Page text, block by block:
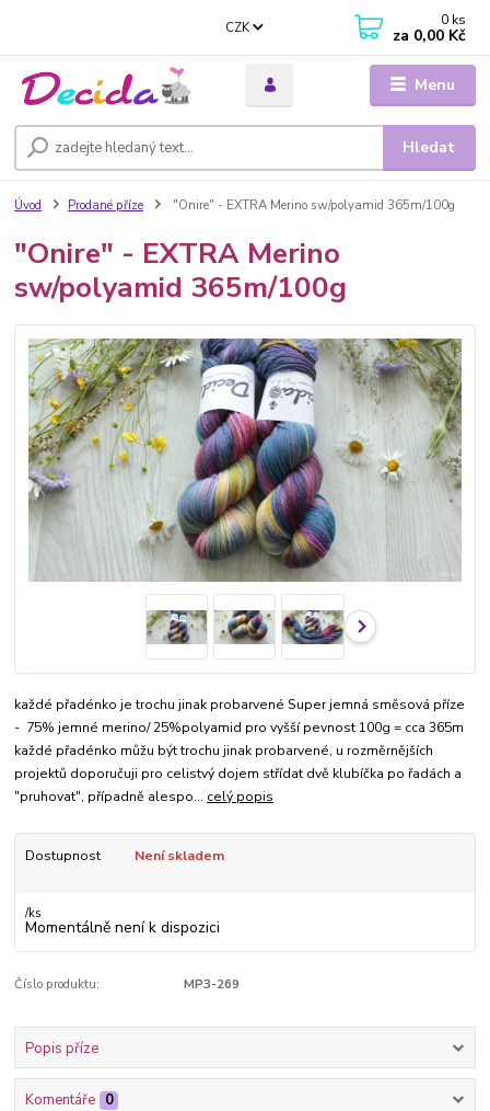
Menu
CZK
Hledat
0 ks
za 0,00 Kč
Úvod Prodané příze "Onire" - EXTRA Merino sw/polyamid 365m/100g
"Onire" - EXTRA Merino
sw/polyamid 365m/100g
každé přadénko je trochu jinak probarvené Super jemná směsová příze
- 75% jemné merino/ 25%polyamid pro vyšší pevnost 100g = cca 365m
každé přadénko můžu být trochu jinak probarvené, u rozměrnějších
projektů doporučuji pro celistvý dojem střídat dvě klubíčka po řadách a
"pruhovat", případně alespo... celý popis
Dostupnost Není skladem
/ks
Momentálně není k dispozici
Číslo produktu: MP3-269
Popis příze
Komentáře 0